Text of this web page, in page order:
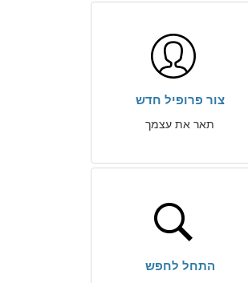
צור פרופיל חדש
תאר את עצמך
התחל לחפש